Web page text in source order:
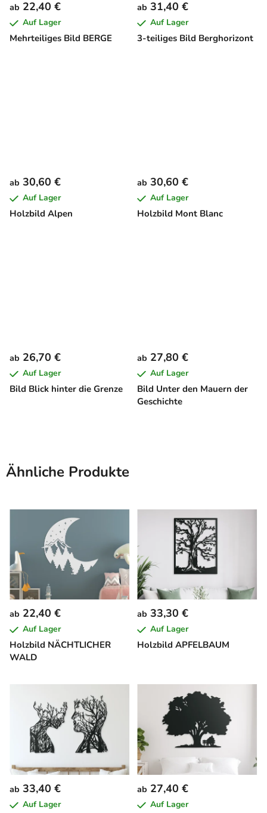
Mehrteiliges Bild BERGE
ab 22,40 €
Auf Lager
3-teiliges Bild Berghorizont
ab 31,40 €
Auf Lager
Holzbild Alpen
ab 30,60 €
Auf Lager
Holzbild Mont Blanc
ab 30,60 €
Auf Lager
Bild Blick hinter die Grenze
ab 26,70 €
Auf Lager
Bild Unter den Mauern der
Geschichte
ab 27,80 €
Auf Lager
Ähnliche Produkte
Holzbild NÄCHTLICHER
WALD
ab 22,40 €
Auf Lager
Holzbild APFELBAUM
ab 33,30 €
Auf Lager
ab 33,40 €
Auf Lager
ab 27,40 €
Auf Lager